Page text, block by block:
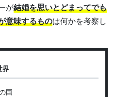
が結婚を思いとどまってでも
意味するものは何かを考察し
界
国